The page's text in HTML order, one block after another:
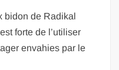
bidon de Radikal
forte de l’utiliser
envahies par le